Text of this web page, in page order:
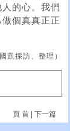
的心。我們
個真真正正
凱採訪、整理）
頁 首 |下一篇